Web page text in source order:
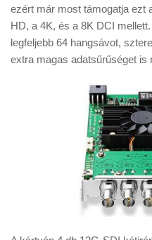
Helyszíni Riport
E-BB
ezért már most támogatja ezt
HD, a 4K, és a 8K DCI
legfeljebb 64 hangsávot,
extra magas adatsűrűséget is